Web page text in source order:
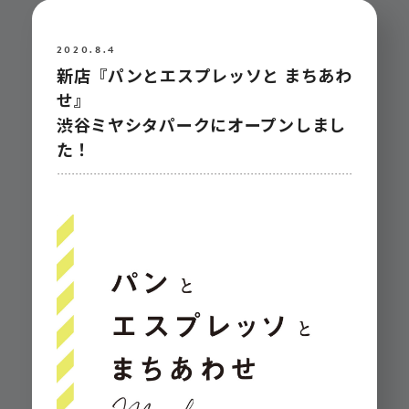
2020.8.4
新店『パンとエスプレッソと まちあわ
せ』
渋谷ミヤシタパークにオープンしまし
た！